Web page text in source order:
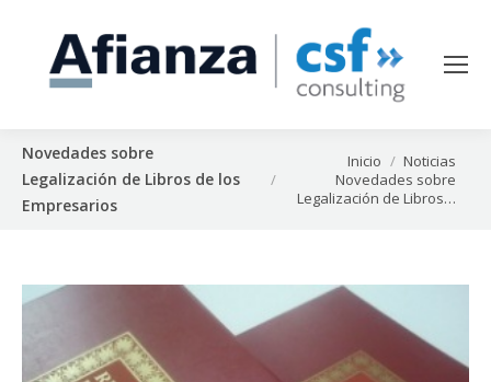
Novedades sobre
Legalización de Libros de los
Empresarios
Inicio
Noticias
Novedades sobre
Legalización de Libros…